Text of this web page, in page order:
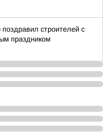
строителей с
праздником